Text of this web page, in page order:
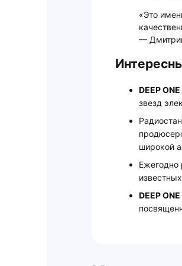
«Это
—
DEEP
звезд
широкой
Ежегодно
DEEP